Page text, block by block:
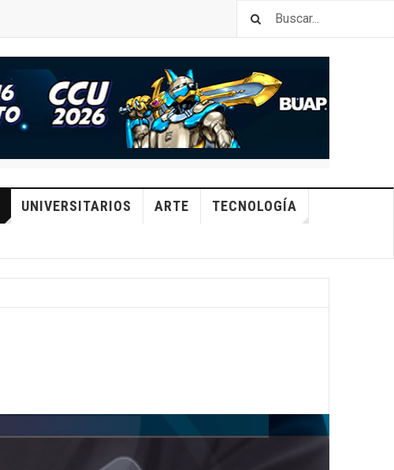
UNIVERSITARIOS ARTE TECNOLOGÍA